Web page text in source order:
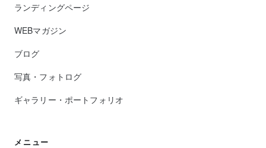
ランディングページ
WEBマガジン
ブログ
写真・フォトログ
ギャラリー・ポートフォリオ
メニュー